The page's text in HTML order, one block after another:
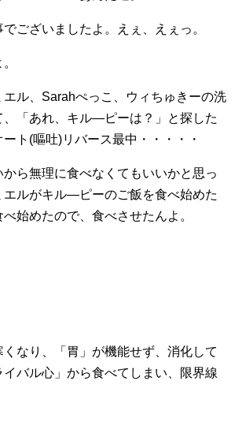
ございましたよ。えぇ、えぇっ。
ル、Sarahぺっこ、ウィちゅきーの洗
、「あれ、キル―ピーは？」と探した
ト(嘔吐)リバース最中・・・・・
ら無理に食べなくてもいいかと思っ
エルがキル―ピーのご飯を食べ始めた
始めたので、食べさせたんよ。
くなり、「胃」が機能せず、消化して
バル心」から食べてしまい、限界線